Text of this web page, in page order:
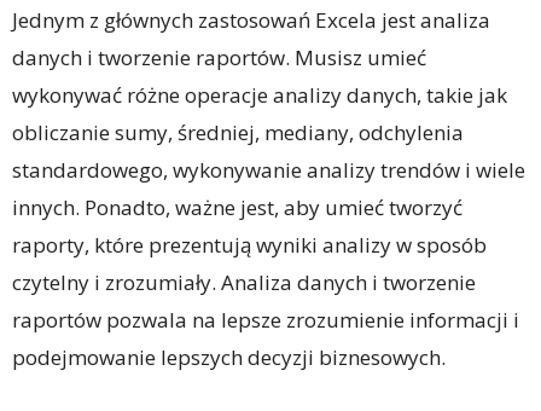
Jednym z głównych zastosowań Excela jest analiza
danych i tworzenie raportów. Musisz umieć
wykonywać różne operacje analizy danych, takie jak
obliczanie sumy, średniej, mediany, odchylenia
standardowego, wykonywanie analizy trendów i wiele
innych. Ponadto, ważne jest, aby umieć tworzyć
raporty, które prezentują wyniki analizy w sposób
czytelny i zrozumiały. Analiza danych i tworzenie
raportów pozwala na lepsze zrozumienie informacji i
podejmowanie lepszych decyzji biznesowych.